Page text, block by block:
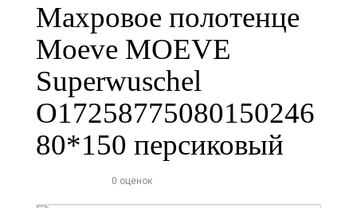
Махровое полотенце
Moeve MOEVE
Superwuschel
О17258775080150246
80*150 персиковый
0 оценок